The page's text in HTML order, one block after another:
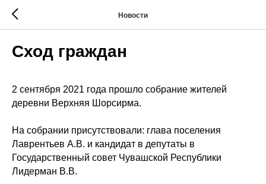
Новости
Сход граждан
2 сентября 2021 года прошло собрание жителей
деревни Верхняя Шорсирма.
На собрании присутствовали: глава поселения
Лаврентьев А.В. и кандидат в депутаты в
Государственный совет Чувашской Республики
Лидерман В.В.